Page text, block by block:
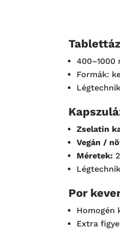
400–1000
Formák:
Zselatin
Vegán /
Méretek:
Por
Homogén
Extra